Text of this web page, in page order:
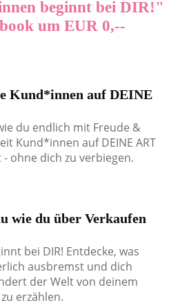
beginnt bei DIR!"
um EUR 0,--
Kund*innen auf DEINE
du endlich mit Freude &
Kund*innen auf DEINE ART
- ohne dich zu verbiegen.
wie du über Verkaufen
bei DIR! Entdecke, was
ausbremst und dich
der Welt von deinem
erzählen.